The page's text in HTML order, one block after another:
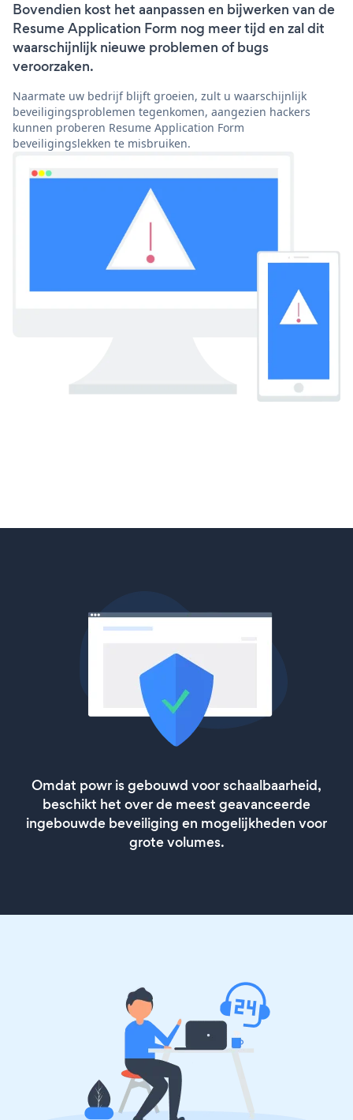
Bovendien kost het aanpassen en bijwerken van de
Resume Application Form nog meer tijd en zal dit
waarschijnlijk nieuwe problemen of bugs
veroorzaken.
Naarmate uw bedrijf blijft groeien, zult u waarschijnlijk
beveiligingsproblemen tegenkomen, aangezien hackers
kunnen proberen Resume Application Form
beveiligingslekken te misbruiken.
Omdat powr is gebouwd voor schaalbaarheid,
beschikt het over de meest geavanceerde
ingebouwde beveiliging en mogelijkheden voor
grote volumes.